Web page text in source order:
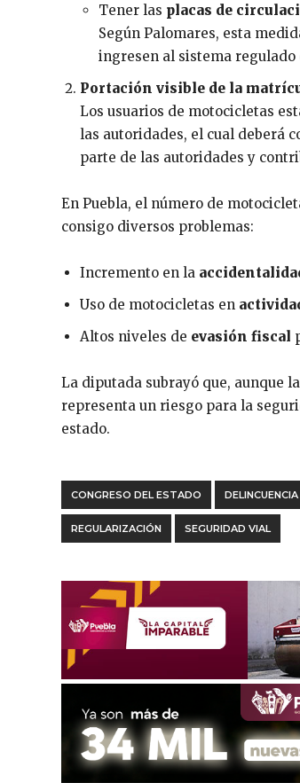
Tener las placas de
Según Palomares, esta
ingresen al sistema regulado
Portación visible de la
Los usuarios de motocicletas
las autoridades, el cual deberá
parte de las autoridades y
En Puebla, el número de
consigo diversos problemas:
Incremento en la
Uso de motocicletas en
Altos niveles de evasión fiscal
La diputada subrayó que, aunque
representa un riesgo para la
estado.
CONGRESO DEL ESTADO DELINCUENCIA
REGULARIZACIÓN SEGURIDAD VIAL